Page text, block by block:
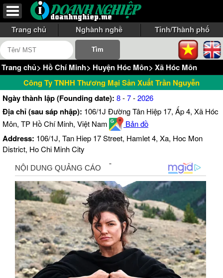
Trang chủ Nghành nghề Tỉnh/Thành phố
Trang chủ> Hồ Chí Minh> Huyện Hóc Môn> Xã Hóc Môn
Công Ty TNHH Thương Mại Sản Xuất Trần Nguyễn
Ngày thành lập (Founding date): 8-7-2026
Địa chỉ (sau sáp nhập): 106/1J Đường Tân Hiệp 17, Ấp 4, Xã Hóc
Môn, TP Hồ Chí Minh, Việt Nam
Bản đồ
Address: 106/1J, Tan Hiep 17 Street, Hamlet 4, Xa, Hoc Mon
District, Ho Chi Minh City